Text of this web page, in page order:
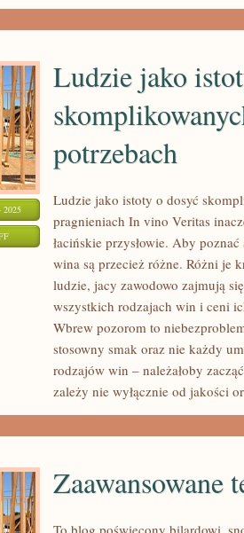
2025
ON
SKOMPLIKOWANYCH
ZŁOŻONYCH
CZĘSTO
Ludzie jako
potrzebach
Ludzie jako istoty o dosyć
pragnieniach In vino Veritas
łacińskie przysłowie. Aby
wina są przecież różne. Różni je
ludzie, jacy zawodowo zajmują
wszystkich rodzajach win i ceni
Wbrew pozorom to
stosowny smak oraz nie każdy
rodzajów win – należałoby
zależy nie wyłącznie od jakości
Zaawansowane
To blog poświęcony bilardowi,